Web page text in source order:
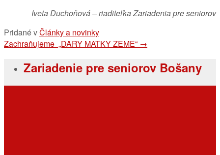
Iveta Duchoňová – riaditeľka Zariadenia pre seniorov
Pridané vČlánky a novinky
Navigácia
článkoch
Zachraňujeme „DARY MATKY ZEME“ →
Zariadenie pre seniorov Bošany